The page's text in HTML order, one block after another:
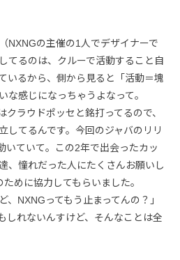
NXNGの主催の1人でデザイナーで
てるのは、クルーで活動すること自
いるから、側から見ると「活動＝塊
な感じになっちゃうよなって。
ラウドポッセと銘打ってるので、
してるんです。今回のジャバのリリ
いていて。この2年で出会ったカッ
、憧れだった人にたくさんお願いし
めに協力してもらいました。
、NXNGってもう止まってんの？」
しれないんすけど、そんなことは全